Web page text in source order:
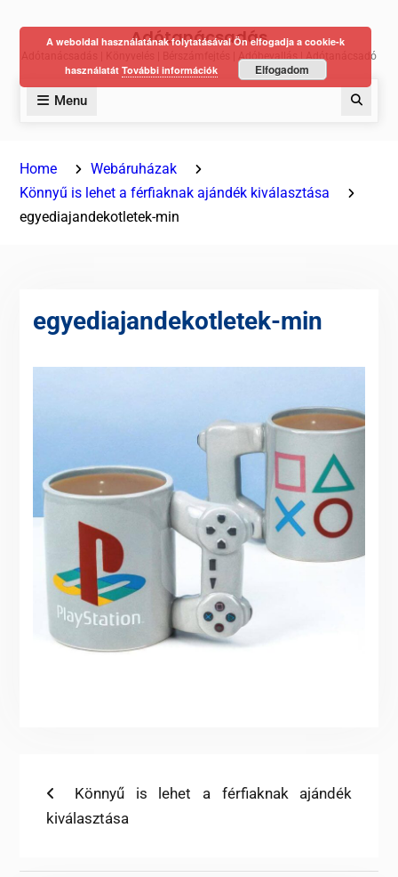
Adótanácsadás
Adótanácsadás | Könyvelés | Bérszámfejtés | Adóbevallás | Adótanácsadó
Menu
Home
Webáruházak
Könnyű is lehet a férfiaknak ajándék kiválasztása
egyediajandekotletek-min
egyediajandekotletek-min
Bejegyzés
navigáció
Previous
post:
Könnyű is lehet a férfiaknak ajándék
kiválasztása
A weboldal használatának folytatásával Ön elfogadja a cookie-k
használatát További információk Elfogadom